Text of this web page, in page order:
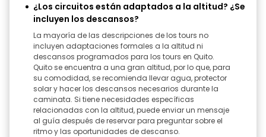
¿Los circuitos están adaptados a la altitud? ¿Se
incluyen los descansos?
La mayoría de las descripciones de los tours no
incluyen adaptaciones formales a la altitud ni
descansos programados para los tours en Quito.
Quito se encuentra a una gran altitud, por lo que, para
su comodidad, se recomienda llevar agua, protector
solar y hacer los descansos necesarios durante la
caminata. Si tiene necesidades específicas
relacionadas con la altitud, puede enviar un mensaje
al guía después de reservar para preguntar sobre el
ritmo y las oportunidades de descanso.